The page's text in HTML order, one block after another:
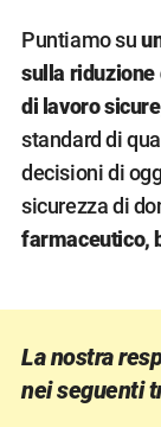
Puntiamo su
sulla riduzione
di lavoro sicure
standard di
decisioni di
sicurezza di
farmaceutico,
La nostra
nei seguenti